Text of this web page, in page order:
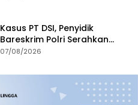
Kasus PT DSI, Penyidik
Bareskrim Polri Serahkan
Berkas dan Tersangka AS ke
07/08/2026